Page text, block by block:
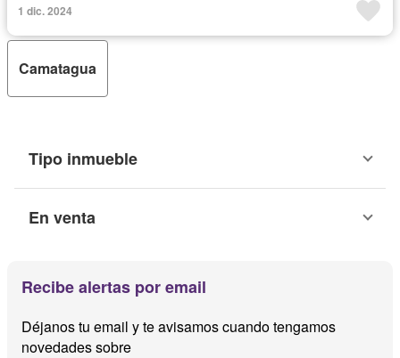
1 dic. 2024
Camatagua
Tipo inmueble
En venta
Recibe alertas por email
Déjanos tu email y te avisamos cuando tengamos
novedades sobre